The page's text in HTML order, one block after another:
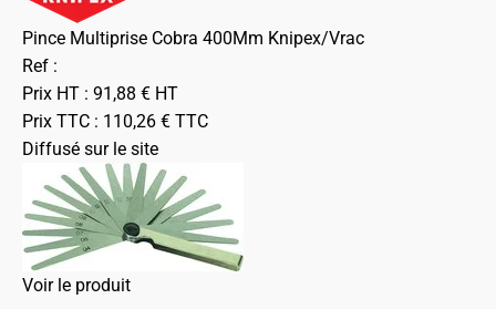
Pince Multiprise Cobra 400Mm Knipex/Vrac
Ref :
Prix HT : 91,88 € HT
Prix TTC : 110,26 € TTC
Diffusé sur le site
Voir le produit